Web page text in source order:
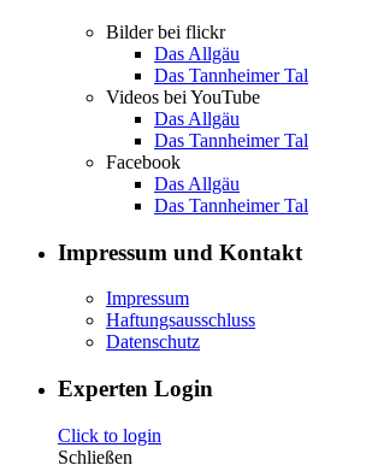
Bilder bei flickr
Das Allgäu
Das Tannheimer Tal
Videos bei YouTube
Das Allgäu
Das Tannheimer Tal
Facebook
Das Allgäu
Das Tannheimer Tal
Impressum und Kontakt
Impressum
Haftungsausschluss
Datenschutz
Experten Login
Click to login
Schließen